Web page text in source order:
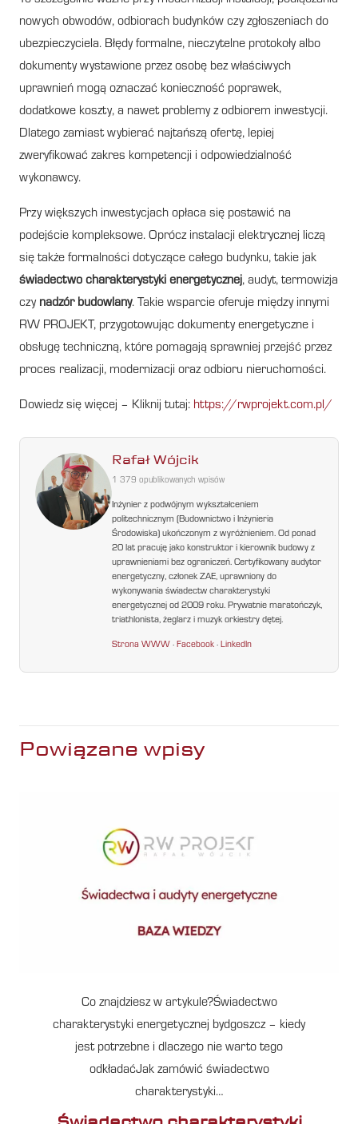
nowych obwodów, odbiorach budynków czy zgłoszeniach do
ubezpieczyciela. Błędy formalne, nieczytelne protokoły albo
dokumenty wystawione przez osobę bez właściwych
uprawnień mogą oznaczać konieczność poprawek,
dodatkowe koszty, a nawet problemy z odbiorem inwestycji.
Dlatego zamiast wybierać najtańszą ofertę, lepiej
zweryfikować zakres kompetencji i odpowiedzialność
wykonawcy.
Przy większych inwestycjach opłaca się postawić na
podejście kompleksowe. Oprócz instalacji elektrycznej liczą
się także formalności dotyczące całego budynku, takie jak
świadectwo charakterystyki energetycznej, audyt, termowizja
czy nadzór budowlany. Takie wsparcie oferuje między innymi
RW PROJEKT, przygotowując dokumenty energetyczne i
obsługę techniczną, które pomagają sprawniej przejść przez
proces realizacji, modernizacji oraz odbioru nieruchomości.
Dowiedz się więcej – Kliknij tutaj: https://rwprojekt.com.pl/
Rafał Wójcik
1 379 opublikowanych wpisów
Inżynier z podwójnym wykształceniem
politechnicznym (Budownictwo i Inżynieria
Środowiska) ukończonym z wyróżnieniem. Od ponad
20 lat pracuję jako konstruktor i kierownik budowy z
uprawnieniami bez ograniczeń. Certyfikowany audytor
energetyczny, członek ZAE, uprawniony do
wykonywania świadectw charakterystyki
energetycznej od 2009 roku. Prywatnie maratończyk,
triathlonista, żeglarz i muzyk orkiestry dętej.
Strona WWW ·Facebook ·LinkedIn
Powiązane wpisy
Co znajdziesz w artykule?Świadectwo
charakterystyki energetycznej bydgoszcz – kiedy
jest potrzebne i dlaczego nie warto tego
odkładaćJak zamówić świadectwo
charakterystyki…